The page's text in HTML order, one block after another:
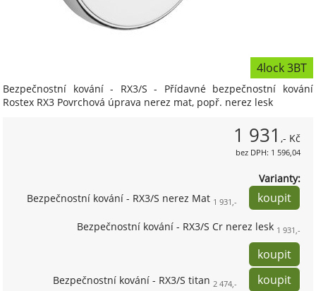
Bezpečnostní kování - RX3/S - Přídavné bezpečnostní kování
Rostex RX3 Povrchová úprava nerez mat, popř. nerez lesk
4lock 3BT
1 931 ,- Kč
bez DPH: 1 596,04
Varianty:
Bezpečnostní kování - RX3/S nerez Mat 1 931,-
Bezpečnostní kování - RX3/S Cr nerez lesk 1 931,-
Bezpečnostní kování - RX3/S titan 2 474,-